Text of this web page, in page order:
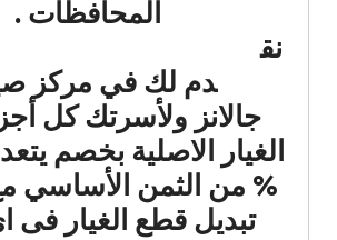
المحافظات .
نق
دم لك في مركز
جالانز ولأسرتك كل
% من الثمن الأساسي
تبديل قطع الغيار فى